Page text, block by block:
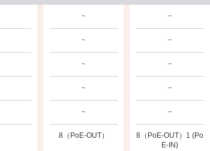
－
－
－
－
－
8（PoE-OUT）
－
－
－
－
－
8（PoE-OUT）1 (Po
E-IN)